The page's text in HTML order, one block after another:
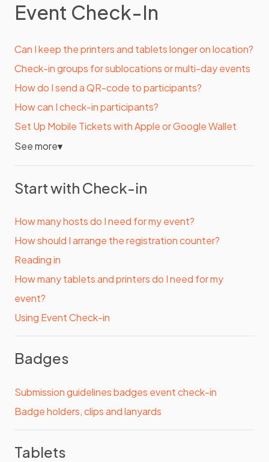
Event Check-In
Can I keep the printers and tablets longer on location?
Check-in groups for sublocations or multi-day events
How do I send a QR-code to participants?
How can I check-in participants?
Set Up Mobile Tickets with Apple or Google Wallet
See more▼
Start with Check-in
How many hosts do I need for my event?
How should I arrange the registration counter?
Reading in
How many tablets and printers do I need for my
event?
Using Event Check-in
Badges
Submission guidelines badges event check-in
Badge holders, clips and lanyards
Tablets